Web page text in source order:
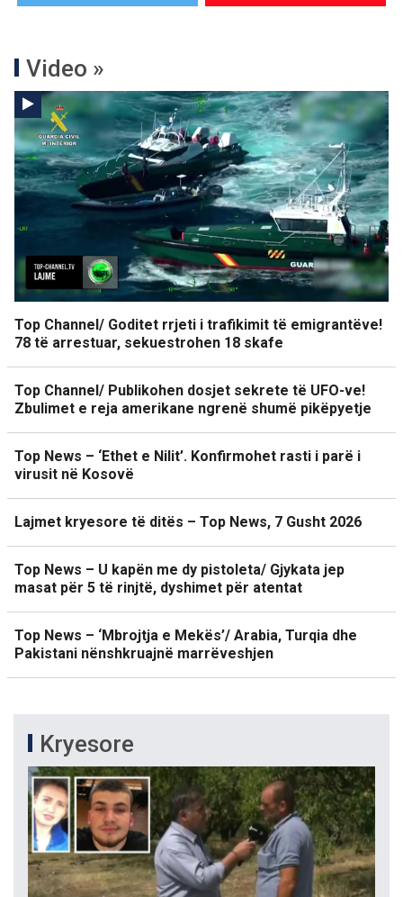
Video »
Top Channel/ Goditet rrjeti i trafikimit të emigrantëve!
78 të arrestuar, sekuestrohen 18 skafe
Top Channel/ Publikohen dosjet sekrete të UFO-ve!
Zbulimet e reja amerikane ngrenë shumë pikëpyetje
Top News – ‘Ethet e Nilit’. Konfirmohet rasti i parë i
virusit në Kosovë
Lajmet kryesore të ditës – Top News, 7 Gusht 2026
Top News – U kapën me dy pistoleta/ Gjykata jep
masat për 5 të rinjtë, dyshimet për atentat
Top News – ‘Mbrojtja e Mekës’/ Arabia, Turqia dhe
Pakistani nënshkruajnë marrëveshjen
Kryesore